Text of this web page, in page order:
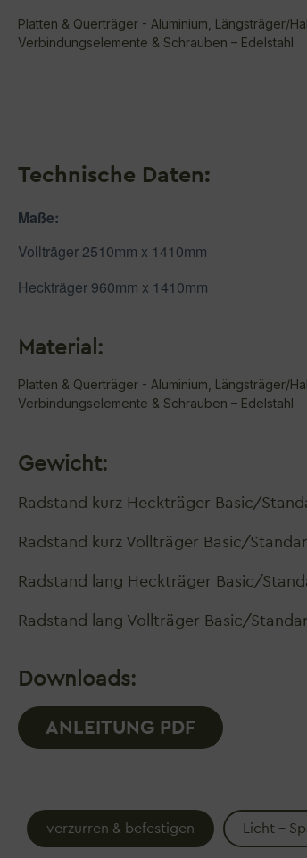
Platten & Querträger - Aluminium, Längsträger/
Verbindungselemente & Schrauben – Edelstahl
Technische Daten:
Maße:
Vollträger 2510mm x 1410mm
Heckträger 960mm x 1410mm
Material:
Platten & Querträger - Aluminium, Längsträger/
Verbindungselemente & Schrauben – Edelstahl
Gewicht:
Radstand kurz Heckträger Basic/
Radstand kurz Vollträger Basic/
Radstand lang Heckträger Basic/
Radstand lang Vollträger Basic/
Downloads:
ANLEITUNG PDF
verzurren & befestigen Licht -